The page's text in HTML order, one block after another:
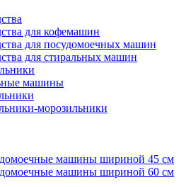
для кофемашин
для посудомоечных машин
для стиральных машин
машины
морозильники
машины шириной 45 см
машины шириной 60 см